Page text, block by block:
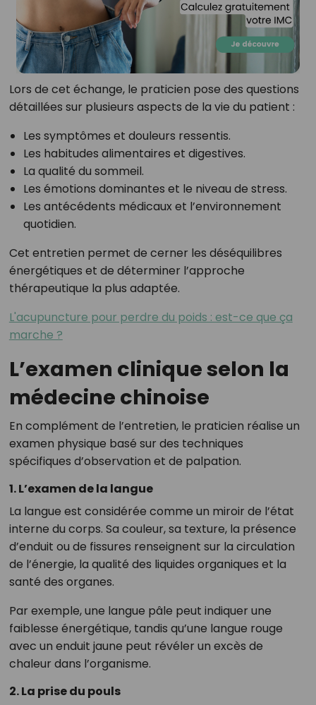
Lors de cet échange, le praticien pose des questions
détaillées sur plusieurs aspects de la vie du patient :
Les symptômes et douleurs ressentis.
Les habitudes alimentaires et digestives.
La qualité du sommeil.
Les émotions dominantes et le niveau de stress.
Les antécédents médicaux et l’environnement
quotidien.
Cet entretien permet de cerner les déséquilibres
énergétiques et de déterminer l’approche
thérapeutique la plus adaptée.
L'acupuncture pour perdre du poids : est-ce que ça
marche ?
L’examen clinique selon la
médecine chinoise
En complément de l’entretien, le praticien réalise un
examen physique basé sur des techniques
spécifiques d’observation et de palpation.
1. L’examen de la langue
La langue est considérée comme un miroir de l’état
interne du corps. Sa couleur, sa texture, la présence
d’enduit ou de fissures renseignent sur la circulation
de l’énergie, la qualité des liquides organiques et la
santé des organes.
Par exemple, une langue pâle peut indiquer une
faiblesse énergétique, tandis qu’une langue rouge
avec un enduit jaune peut révéler un excès de
chaleur dans l’organisme.
2. La prise du pouls